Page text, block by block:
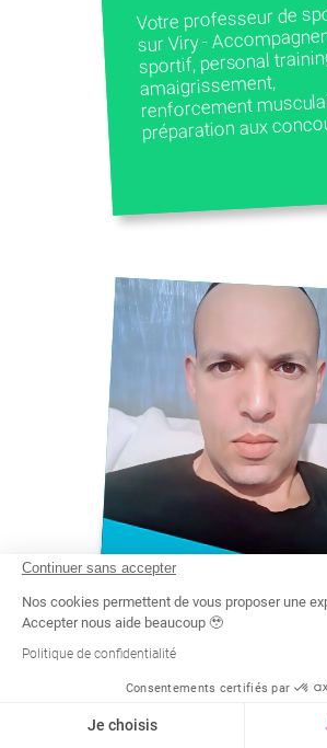
Votre professeur de
sur Viry -
sportif, personal
amaigrissement,
renforcement
préparation aux
EDDINE
ATTESTATION DE FORMATION
BPJEPS - ACTIVITÉS PHYSIQUES
# SAVATE À VILLE-LA-GRAND
Continuer sans accepter
Nos cookies permettent de vous proposer une
Accepter nous aide beaucoup 🥹
Politique de confidentialité
Consentements certifiés par
Je choisis